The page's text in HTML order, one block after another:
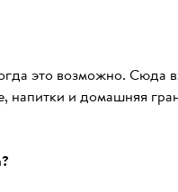
это возможно. Сюда
напитки и домашняя